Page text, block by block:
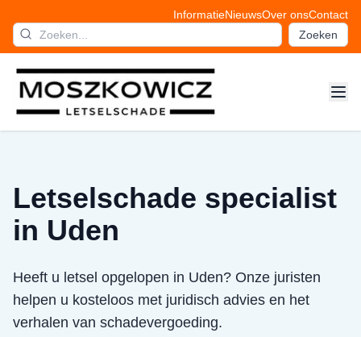
InformatieNieuwsOver onsContact
Zoeken
Letselschade specialist
in Uden
Heeft u letsel opgelopen in Uden? Onze juristen
helpen u kosteloos met juridisch advies en het
verhalen van schadevergoeding.